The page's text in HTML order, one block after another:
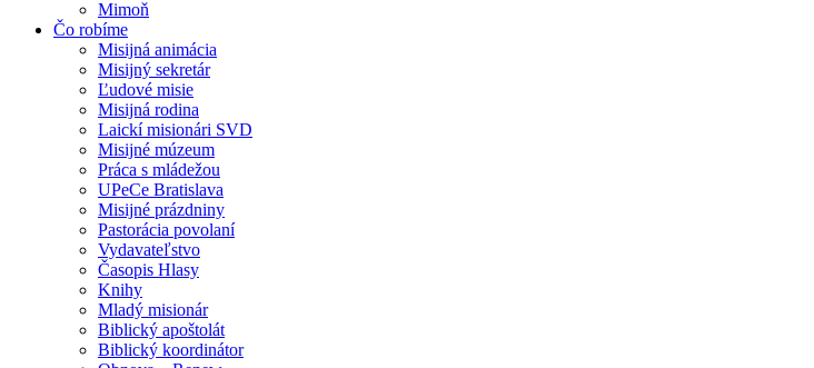
Mimoň
Čo robíme
Misijná animácia
Misijný sekretár
Ľudové misie
Misijná rodina
Laickí misionári SVD
Misijné múzeum
Práca s mládežou
UPeCe Bratislava
Misijné prázdniny
Pastorácia povolaní
Vydavateľstvo
Časopis Hlasy
Knihy
Mladý misionár
Biblický apoštolát
Biblický koordinátor